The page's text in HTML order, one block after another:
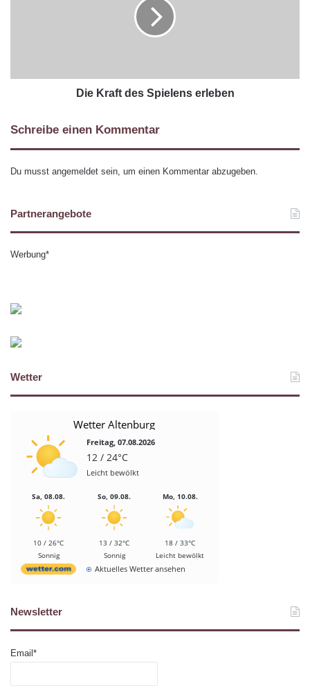
Die Kraft des Spielens erleben
Schreibe einen Kommentar
Du musst angemeldet sein, um einen Kommentar abzugeben.
Partnerangebote
Werbung*
Wetter
Wetter Altenburg
Freitag, 07.08.2026
12 / 24°C
Leicht bewölkt
Sa, 08.08.
10 / 26°C
Sonnig
So, 09.08.
13 / 32°C
Sonnig
Mo, 10.08.
18 / 33°C
Leicht bewölkt
Aktuelles Wetter ansehen
Newsletter
Email*